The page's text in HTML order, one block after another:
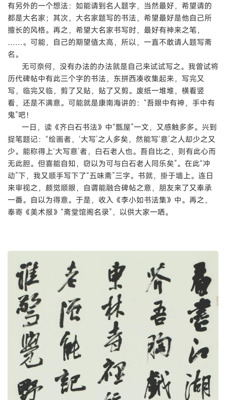
有另外的一个想法：如能请到名人题字，当然最好，希望请的
都是大名家；其次，大名家题写的书法，希望最好是他自己所
擅长的风格。再之，希望大名家书写时，最好有神来之笔，
……。可能，自己的期望值太高，所以，一直不敢请人题写斋
名。
无可奈何，没有办法的办法就是自己来试试写之。我曾试将
历代碑帖中有此三个字的书法，东拼西凑收集起来，写完又
写，临完又临，剪了又贴，贴了又剪。废纸一堆堆，横看竖
看，还是不满意。可能就是康南海讲的：“吾眼中有神，手中有
鬼”吧！
一日，读《齐白石书法》中“甑屋”一文，又感触多多。兴到
捉笔题记：“绘画者，‘大写’之人多矣，然能写‘意’之人却少之又
少。能称得上‘大写意’者，白石老人也。吾自比之，则有此心而
无此胆。但喜能自知，窃以为可与白石老人同乐矣”。在此“冲
动”下，我又顺手写下了“五味斋”三字。书就，掛于墙上。连日
来审视之，颇觉顺眼，自谓能融合碑帖之意，朋友来了又奉承
一番。自以为得意。于是，收入《李小如书法集》中。再之，
奉寄《美术报》“斋堂馆阁名录”，以供大家一哂。